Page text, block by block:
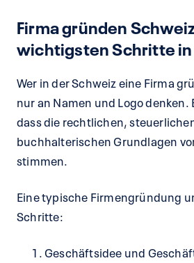
Firma gründen
wichtigsten Schritte
Wer in der Schweiz eine Firma
nur an Namen und Logo
dass die rechtlichen,
buchhalterischen Grundlagen
stimmen.
Eine typische Firmengründung
Schritte:
Geschäftsidee und